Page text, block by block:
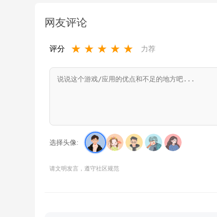
网友评论
评分 ★ ★ ★ ★ ★ 力荐
选择头像:
请文明发言，遵守社区规范